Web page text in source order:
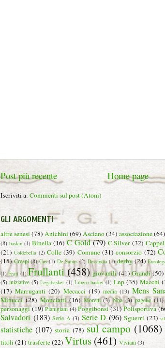
Post più recente Home page
Iscriviti a: Commenti sul post (Atom)
GLI ARGOMENTI
altre senesi(78) Anichini(69) Asciano(34) associazione(64)
(8) baskin (1) Binella (16) C Gold (79) C Silver (32)
(21) Coldebella (2) Colle (39) Comune (31) consorzio (72)
(15) Crespi (8) Cus (1) De Santis (2) Decandia (1) derby (24)
(1) Frati (1) Frullanti (458) giovanili (41) Grandi(50)
(5) iniziative (5) Legabasket (1) Libero basket (1) Lnp (35) Macchi
(17) Marruganti (20) Mecacci (19) media (13) Mens
Minucci (28) Monciatti (16) Moretti (3) Nba (3) pagelle (11)
personaggi (19) Pianigiani (4) Poggibonsi(31)Polisportiva
Salvadori (183) Serie A (3) Serie D (96) Sguerri (23)
statistiche (107) storia (78) sul campo (1068)
titoli(21) trasferte(22) Virtus (461) Viviani(3)